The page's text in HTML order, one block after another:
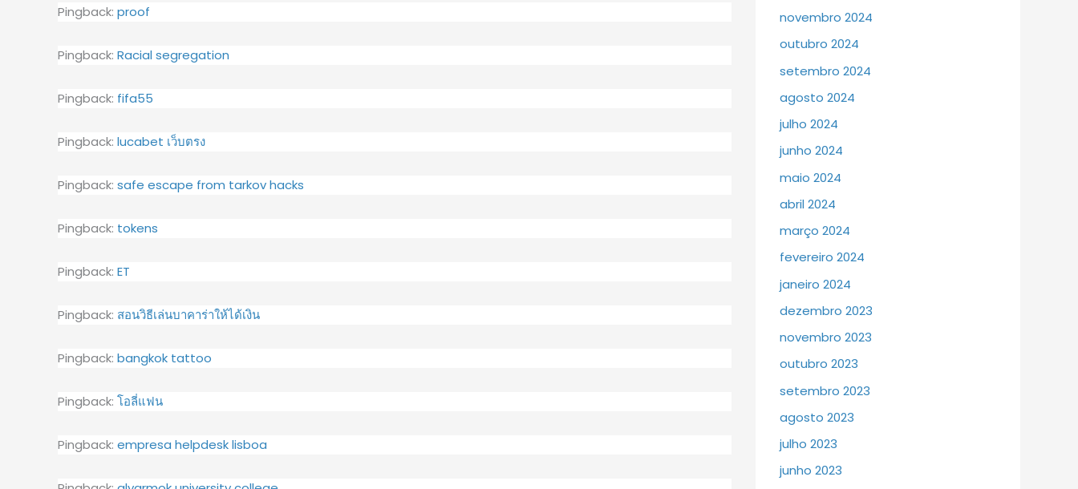
Pingback: proof
Pingback: Racial segregation
Pingback: fifa55
Pingback: lucabet เว็บตรง
Pingback: safe escape from tarkov hacks
Pingback: tokens
Pingback: ET
Pingback: สอนวิธีเล่นบาคาร่าให้ได้เงิน
Pingback: bangkok tattoo
Pingback: โอลี่แฟน
Pingback: empresa helpdesk lisboa
novembro 2024
outubro 2024
setembro 2024
agosto 2024
julho 2024
junho 2024
maio 2024
abril 2024
março 2024
fevereiro 2024
janeiro 2024
dezembro 2023
novembro 2023
outubro 2023
setembro 2023
agosto 2023
julho 2023
junho 2023